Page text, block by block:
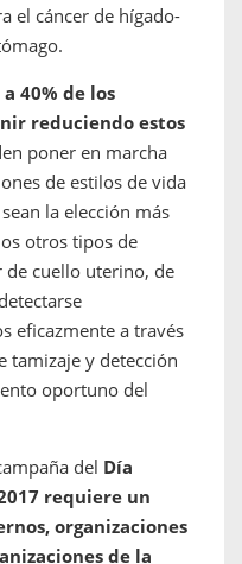
el cáncer de hígado-
40% de los
reduciendo estos
poner en marcha
de estilos de vida
la elección más
otros tipos de
de cuello uterino, de
eficazmente a través
tamizaje y detección
oportuno del
del Día
requiere un
organizaciones
de la